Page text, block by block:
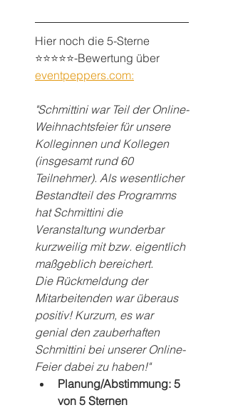
Hier noch die 5-Sterne
⭐️⭐️⭐️⭐️⭐️-Bewertung über
eventpeppers.com:
"Schmittini war Teil der Online-
Weihnachtsfeier für unsere
Kolleginnen und Kollegen
(insgesamt rund 60
Teilnehmer). Als wesentlicher
Bestandteil des Programms
hat Schmittini die
Veranstaltung wunderbar
kurzweilig mit bzw. eigentlich
maßgeblich bereichert.
Die Rückmeldung der
Mitarbeitenden war überaus
positiv! Kurzum, es war
genial den zauberhaften
Schmittini bei unserer Online-
Feier dabei zu haben!"
Planung/Abstimmung: 5
von 5 Sternen